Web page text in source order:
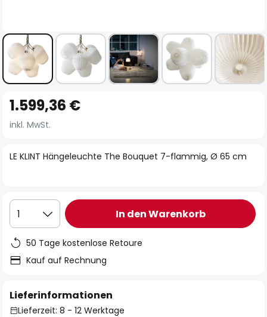
Anfang
der
springen
LE KLINT Hängeleuchte The Bouquet 7-flammig, Ø 65 cm
1.599,36 €
inkl. MwSt.
1 In den Warenkorb
50 Tage kostenlose Retoure
Kauf auf Rechnung
Lieferinformationen
Lieferzeit: 8 - 12 Werktage